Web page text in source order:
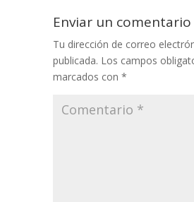
Enviar un comentario
Tu dirección de correo
publicada. Los campos
marcados con *